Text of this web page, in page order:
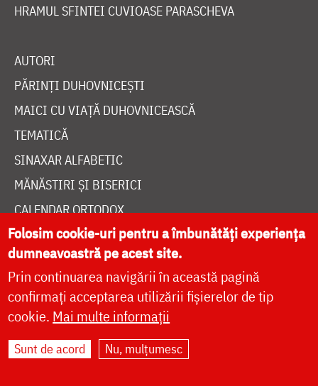
HRAMUL SFINTEI CUVIOASE PARASCHEVA
AUTORI
PĂRINȚI DUHOVNICEȘTI
MAICI CU VIAȚĂ DUHOVNICEASCĂ
TEMATICĂ
SINAXAR ALFABETIC
MĂNĂSTIRI ȘI BISERICI
CALENDAR ORTODOX
WIDGET DOXOLOGIA
RADIO DOXOLOGIA
DESPRE NOI
Folosim cookie-uri pentru a îmbunătăți experiența
dumneavoastră pe acest site.
Prin continuarea navigării în această pagină
confirmați acceptarea utilizării fișierelor de tip
cookie. Mai multe informații
Sunt de acord Nu, mulțumesc